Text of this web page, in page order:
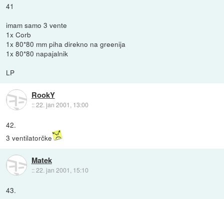
41
imam samo 3 vente
1x Corb
1x 80*80 mm piha direkno na greenija
1x 80*80 napajalnik
LP
RookY
::22. jan 2001, 13:00
42.
3 ventilatorčke
Matek
::22. jan 2001, 15:10
43.